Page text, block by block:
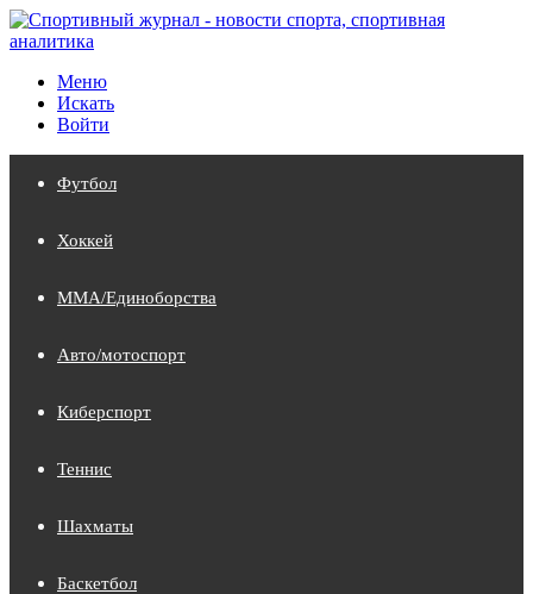
Меню
Искать
Войти
Футбол
Хоккей
MMA/Единоборства
Авто/мотоспорт
Киберспорт
Теннис
Шахматы
Баскетбол